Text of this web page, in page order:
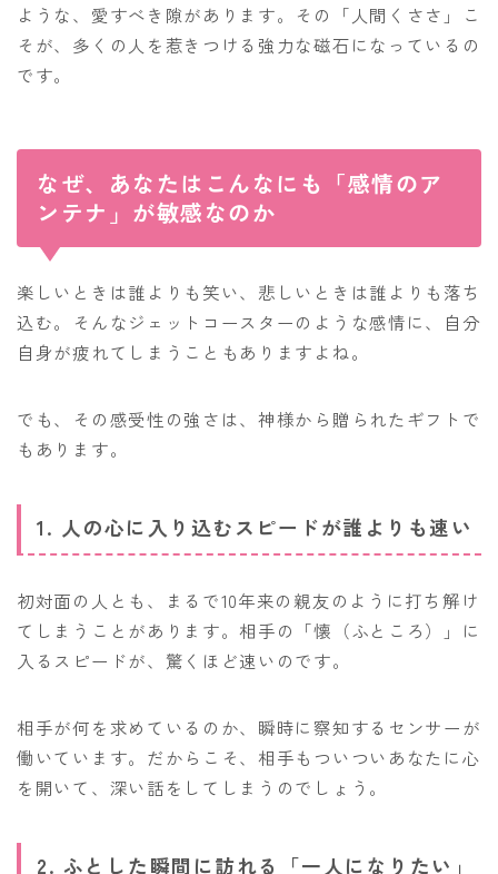
ような、愛すべき隙があります。その「人間くささ」こ
そが、多くの人を惹きつける強力な磁石になっているの
です。
なぜ、あなたはこんなにも「感情のア
ンテナ」が敏感なのか
楽しいときは誰よりも笑い、悲しいときは誰よりも落ち
込む。そんなジェットコースターのような感情に、自分
自身が疲れてしまうこともありますよね。
でも、その感受性の強さは、神様から贈られたギフトで
もあります。
1. 人の心に入り込むスピードが誰よりも速い
初対面の人とも、まるで10年来の親友のように打ち解け
てしまうことがあります。相手の「懐（ふところ）」に
入るスピードが、驚くほど速いのです。
相手が何を求めているのか、瞬時に察知するセンサーが
働いています。だからこそ、相手もついついあなたに心
を開いて、深い話をしてしまうのでしょう。
2. ふとした瞬間に訪れる「一人になりたい」